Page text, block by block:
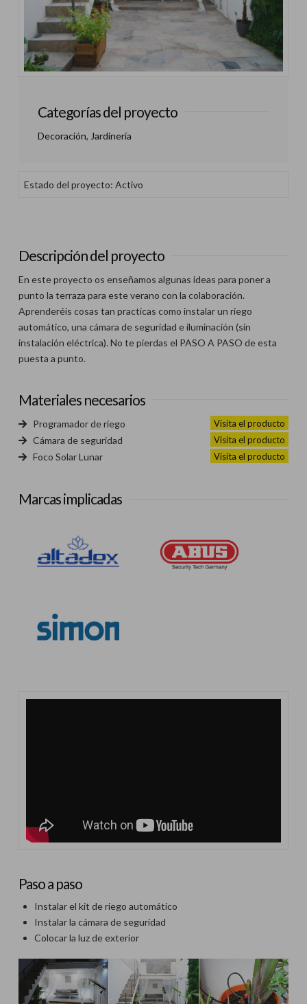
Categorías del proyecto
Decoración, Jardinería
Estado del proyecto: Activo
Descripción del proyecto
En este proyecto os enseñamos algunas ideas para poner a
punto la terraza para este verano con la colaboración.
Aprenderéis cosas tan practicas como instalar un riego
automático, una cámara de seguridad e iluminación (sin
instalación eléctrica). No te pierdas el PASO A PASO de esta
puesta a punto.
Materiales necesarios
Programador de riego Visita el producto
Cámara de seguridad Visita el producto
Foco Solar Lunar Visita el producto
Marcas implicadas
Paso a paso
Instalar el kit de riego automático
Instalar la cámara de seguridad
Colocar la luz de exterior